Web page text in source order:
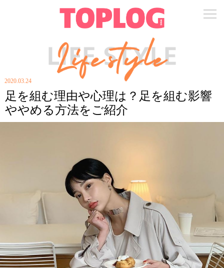
2020.03.24
足を組む理由や心理は？足を組む影響
ややめる方法をご紹介